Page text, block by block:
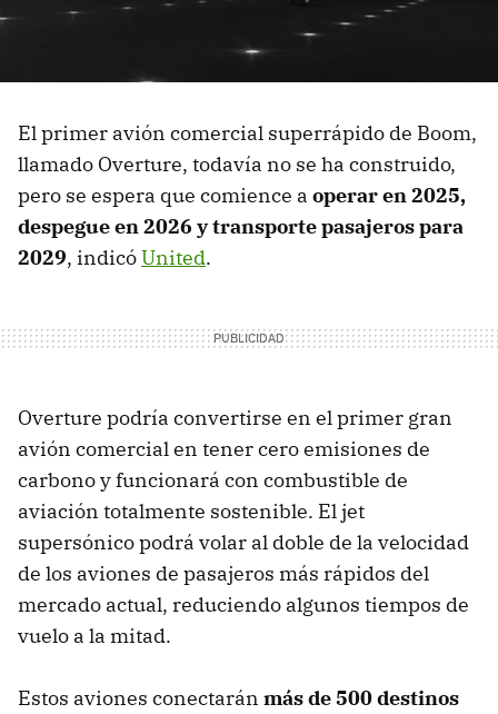
El primer avión comercial superrápido de Boom,
llamado Overture, todavía no se ha construido,
pero se espera que comience a operar en 2025,
despegue en 2026 y transporte pasajeros para
2029, indicóUnited.
Overture podría convertirse en el primer gran
avión comercial en tener cero emisiones de
carbono y funcionará con combustible de
aviación totalmente sostenible. El jet
supersónico podrá volar al doble de la velocidad
de los aviones de pasajeros más rápidos del
mercado actual, reduciendo algunos tiempos de
vuelo a la mitad.
Estos aviones conectarán más de 500 destinos